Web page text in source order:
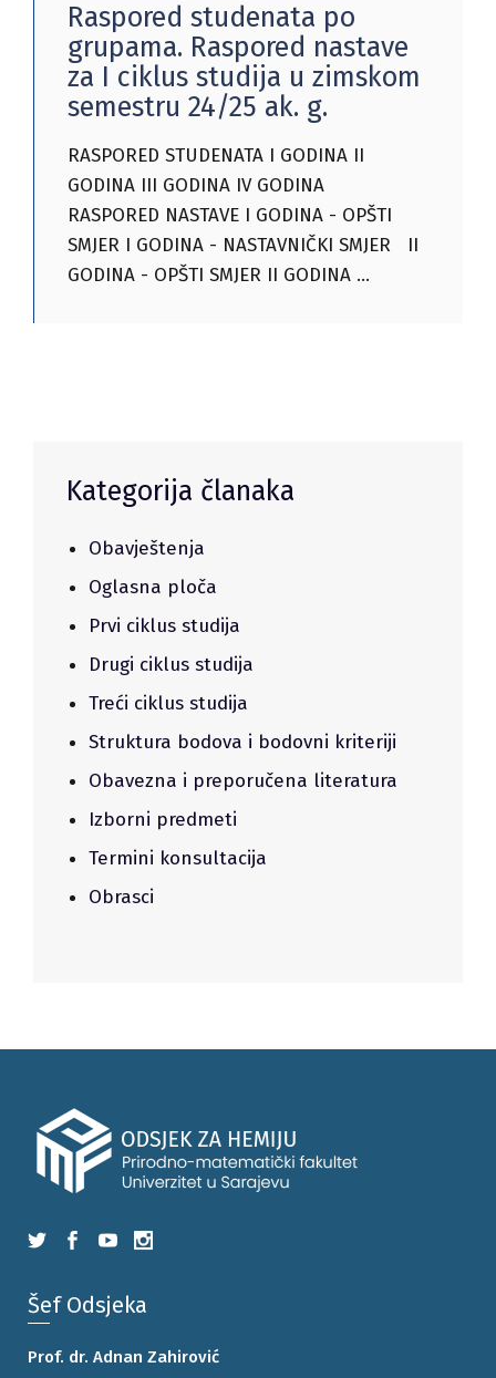
Raspored studenata po
grupama. Raspored nastave
za I ciklus studija u zimskom
semestru 24/25 ak. g.
RASPORED STUDENATA I GODINA II
GODINA III GODINA IV GODINA
RASPORED NASTAVE I GODINA - OPŠTI
SMJER I GODINA - NASTAVNIČKI SMJER II
GODINA - OPŠTI SMJER II GODINA
Kategorija članaka
Obavještenja
Oglasna ploča
Prvi ciklus studija
Drugi ciklus studija
Treći ciklus studija
Struktura bodova i bodovni kriteriji
Obavezna i preporučena literatura
Izborni predmeti
Termini konsultacija
Obrasci
Šef Odsjeka
Prof. dr. Adnan Zahirović